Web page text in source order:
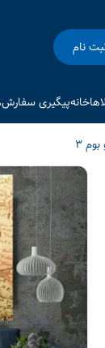
نام
خانهپیگیری سفارش
بوم 3